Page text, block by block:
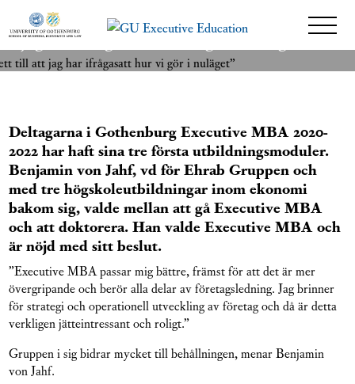
”Hittills har varje modul lett till att
jag har ifrågasatt hur vi gör i nuläget”
26 november 2020
LÄS VIDARE
Deltagarna i Gothenburg Executive MBA 2020-
2022 har haft sina tre första utbildningsmoduler.
Benjamin von Jahf, vd för Ehrab Gruppen och
med tre högskoleutbildningar inom ekonomi
bakom sig, valde mellan att gå Executive MBA
och att doktorera. Han valde Executive MBA och
är nöjd med sitt beslut.
”Executive MBA passar mig bättre, främst för att det är mer
övergripande och berör alla delar av företagsledning. Jag brinner
för strategi och operationell utveckling av företag och då är detta
verkligen jätteintressant och roligt.”
Gruppen i sig bidrar mycket till behållningen, menar Benjamin
von Jahf.